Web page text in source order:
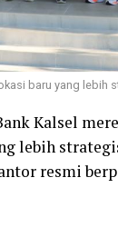
baru yang
Kalsel
lebih
resmi